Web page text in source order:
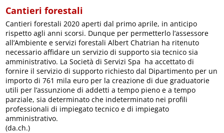
Cantieri forestali
Cantieri forestali 2020 aperti dal primo aprile, in anticipo
rispetto agli anni scorsi. Dunque per permetterlo l’assessore
all’Ambiente e servizi forestali Albert Chatrian ha ritenuto
necessario affidare un servizio di supporto sia tecnico sia
amministrativo. La Società di Servizi Spa ha accettato di
fornire il servizio di supporto richiesto dal Dipartimento per un
importo di 761 mila euro per la creazione di due graduatorie
utili per l’assunzione di addetti a tempo pieno e a tempo
parziale, sia determinato che indeterminato nei profili
professionali di impiegato tecnico e di impiegato
amministrativo.
(da.ch.)